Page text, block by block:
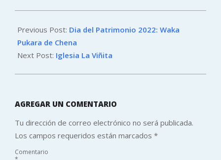
09-
12
Previous Post: Dia del Patrimonio 2022: Waka
Pukara de Chena
Next Post: Iglesia La Viñita
AGREGAR UN COMENTARIO
Tu dirección de correo electrónico no será publicada.
Los campos requeridos están marcados *
Comentario